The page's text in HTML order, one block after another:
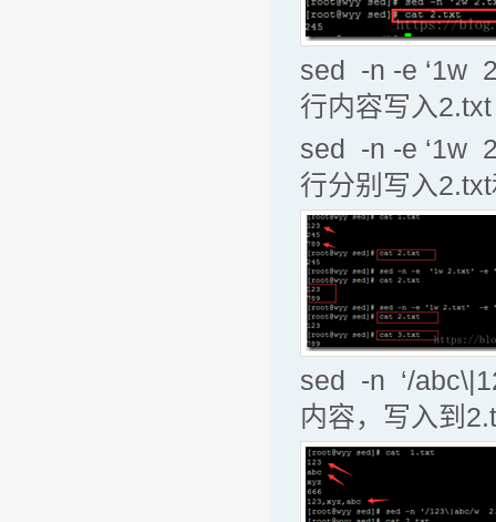
sed -n -e ‘1w
行内容写入2.txt
sed -n -e ‘1w
行分别写入
sed -n ‘/
内容，写入到